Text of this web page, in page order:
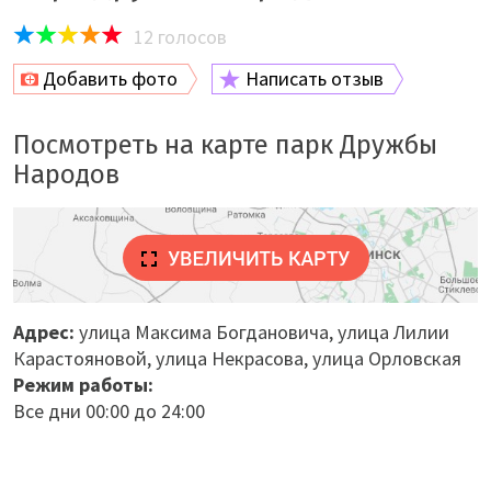
12 голосов
Добавить фото
Написать отзыв
Посмотреть на карте парк Дружбы
Народов
Адрес: улица Максима Богдановича, улица Лилии
Карастояновой, улица Некрасова, улица Орловская
Режим работы:
Все дни 00:00 до 24:00